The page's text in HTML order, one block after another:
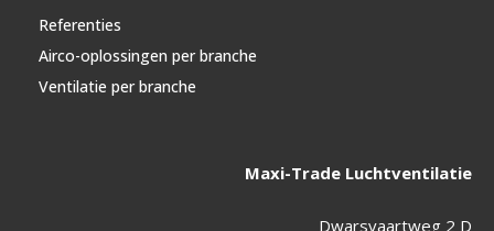
Referenties
Airco-oplossingen per branche
Ventilatie per branche
Maxi-Trade Luchtventilatie
Dwarsvaartweg 2 D